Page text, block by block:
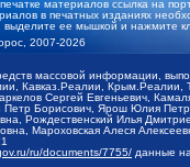
материалов ссылка на
в печатных изданиях
выделите ее мышкой и нажмите
2007-2026
массовой информации,
Кавказ.Реалии, Крым.Реалии,
Сергей Евгеньевич,
Петр Борисович, Ярош Юлия
Рождественский Илья
Мароховская Алеся
ru/documents/7755/ данные на